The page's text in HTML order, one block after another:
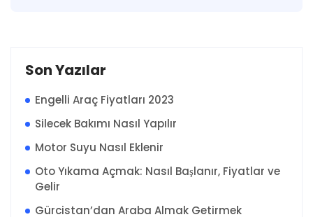
Son Yazılar
Engelli Araç Fiyatları 2023
Silecek Bakımı Nasıl Yapılır
Motor Suyu Nasıl Eklenir
Oto Yıkama Açmak: Nasıl Başlanır, Fiyatlar ve
Gelir
Gürcistan’dan Araba Almak Getirmek